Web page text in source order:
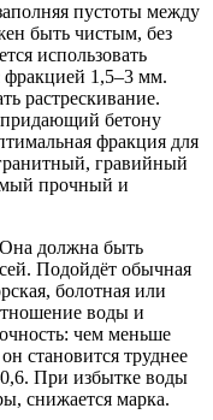
пустоты между
быть чистым, без
использовать
1,5–3 мм.
растрескивание.
бетону
фракция для
гравийный
прочный и
должна быть
Подойдёт обычная
болотная или
воды и
чем меньше
становится труднее
При избытке воды
снижается марка.